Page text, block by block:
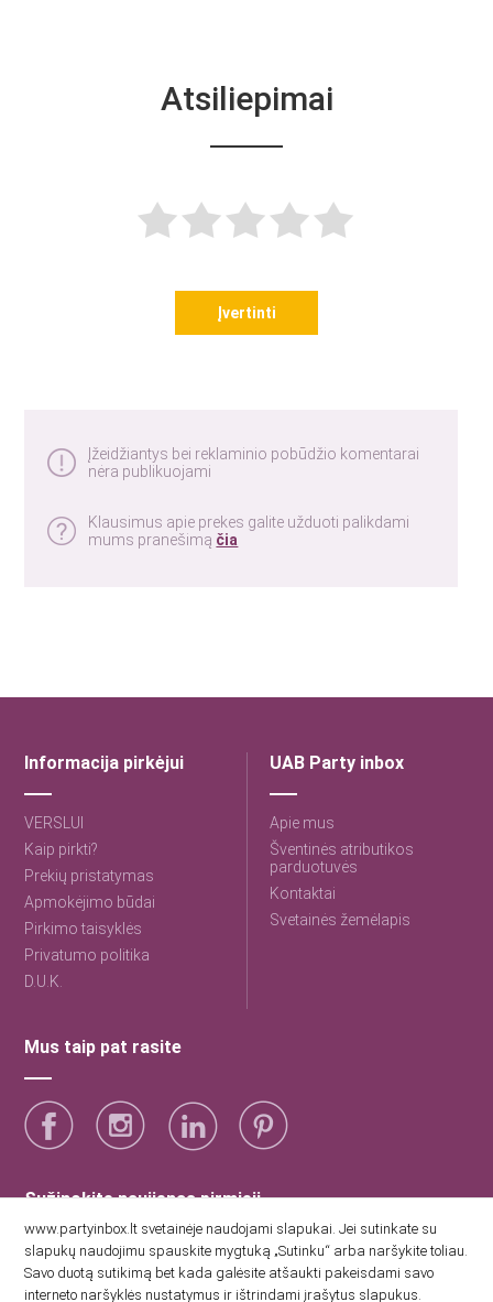
Atsiliepimai
Įvertinti
Įžeidžiantys bei reklaminio pobūdžio komentarai
nėra publikuojami
Klausimus apie prekes galite užduoti palikdami
mums pranešimą čia
Informacija pirkėjui
VERSLUI
Kaip pirkti?
Prekių pristatymas
Apmokėjimo būdai
Pirkimo taisyklės
Privatumo politika
D.U.K.
UAB Party inbox
Apie mus
Šventinės atributikos
parduotuvės
Kontaktai
Svetainės žemėlapis
Mus taip pat rasite
Sužinokite naujienas pirmieji
Sutinku su Party Inbox privatumo politika.
www.partyinbox.lt svetainėje naudojami slapukai. Jei sutinkate su
slapukų naudojimu spauskite mygtuką „Sutinku“ arba naršykite toliau.
Savo duotą sutikimą bet kada galėsite atšaukti pakeisdami savo
interneto naršyklės nustatymus ir ištrindami įrašytus slapukus.